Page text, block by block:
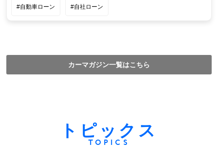
#自動車ローン #自社ローン
カーマガジン一覧はこちら
トピックス
TOPICS